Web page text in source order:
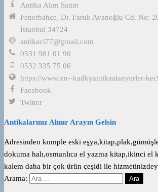
Antika Alım Satım
Fenerbahçe, Dr. Faruk Ayanoğlu Cd. No:
İstanbul 34724
antikaci77@gmail.com
0531 981 01 90
0532 335 75 06
https://www.xn--kadkyantikaalanyerler-
Facebook
Twitter
Antikalarınız Alınır Arayın Gelsin
Adresinden komple eski
dokuma halı,osmanlıca el yazma kitap,ikinci el
kalem daha bir çok ürün çeşidi ile
Arama: